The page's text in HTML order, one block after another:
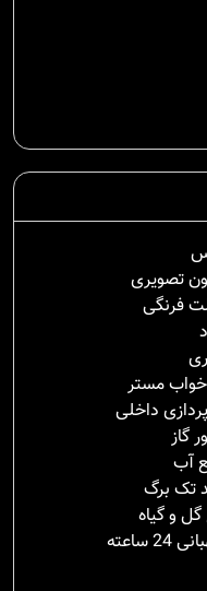
تصویری
فرنگی
مستر
داخلی
گاز
آب
تک برگ
گل و گیاه
24 ساعته